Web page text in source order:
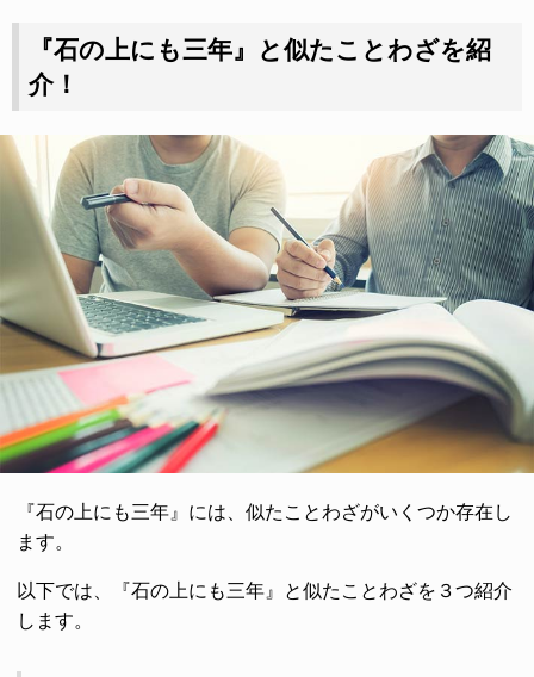
『石の上にも三年』と似たことわざを紹
介！
『石の上にも三年』には、似たことわざがいくつか存在し
ます。
以下では、『石の上にも三年』と似たことわざを３つ紹介
します。